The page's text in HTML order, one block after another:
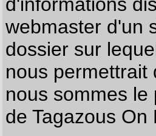
d'informations
webmaster d'un
dossier sur
nous permettrait
nous sommes
de Tagazous On